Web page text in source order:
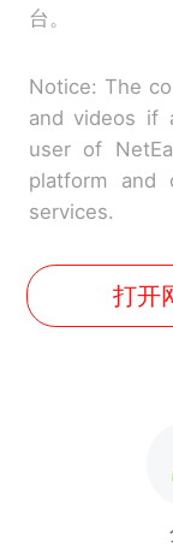
台。
Notice: The
and videos if
user of
platform and
services.
打开